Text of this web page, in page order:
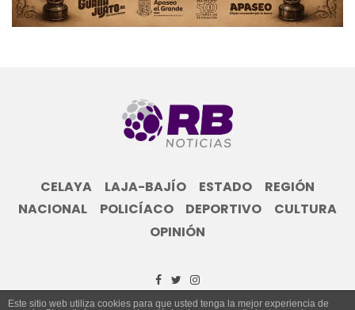
CELAYA LAJA-BAJÍO ESTADO
REGIÓN
NACIONAL
POLICÍACO DEPORTIVO
CULTURA
OPINIÓN
Este sitio web utiliza cookies para que usted tenga la mejor experiencia de